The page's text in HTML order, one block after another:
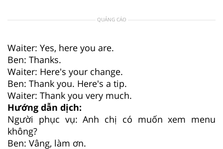
QUẢNG CÁO
Waiter: Yes, here you are.
Ben: Thanks.
Waiter: Here's your change.
Ben: Thank you. Here's a tip.
Waiter: Thank you very much.
Hướng dẫn dịch:
Người phục vụ: Anh chị có muốn xem menu
không?
Ben: Vâng, làm ơn.